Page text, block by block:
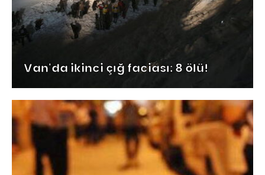
Van'da ikinci çığ faciası: 8 ölü!